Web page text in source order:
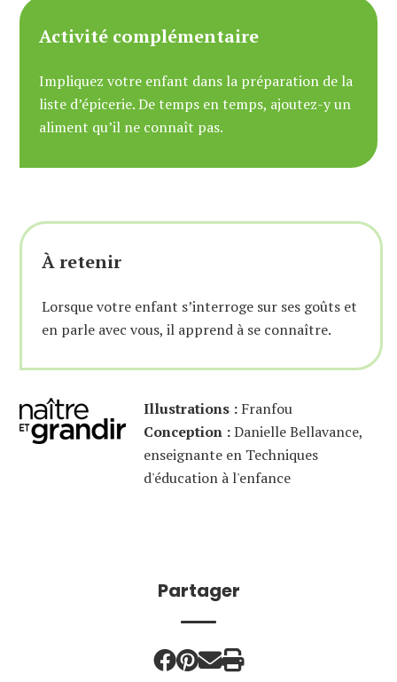
Activité complémentaire
Impliquez votre enfant dans la préparation de la
liste d’épicerie. De temps en temps, ajoutez-y un
aliment qu’il ne connaît pas.
À retenir
Lorsque votre enfant s’interroge sur ses goûts et
en parle avec vous, il apprend à se connaître.
Illustrations : Franfou
Conception :Danielle Bellavance,
enseignante en Techniques
d'éducation à l'enfance
Partager